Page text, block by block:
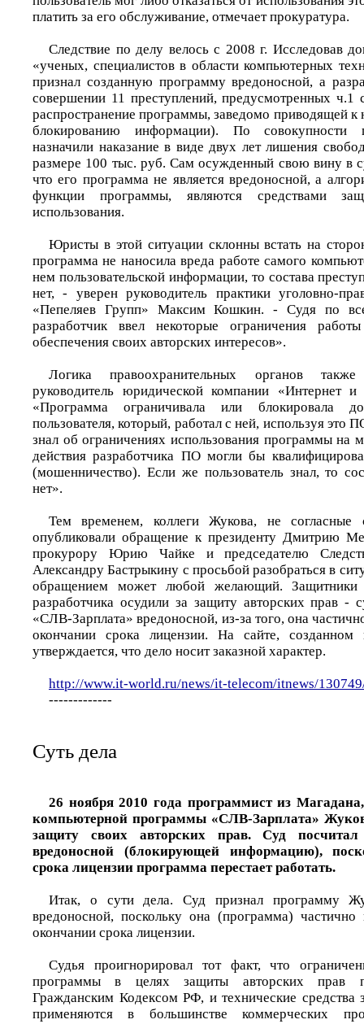
платить за его обслуживание, отмечает прокуратура.
Следствие по делу велось с 2008 г. Исследовав
«ученых, специалистов в области компьютерных
признал созданную программу вредоносной, а
совершении 11 преступлений, предусмотренных
распространение программы, заведомо приводящей к
блокированию информации). По совокупности
назначили наказание в виде двух лет лишения
размере 100 тыс. руб. Сам осужденный свою вину в
что его программа не является вредоносной, а
функции программы, являются средствами
использования.
Юристы в этой ситуации склонны встать на
программа не наносила вреда работе самого
нем пользовательской информации, то состава
нет, - уверен руководитель практики уголовно-
«Пепеляев Групп» Максим Кошкин. - Судя по
разработчик ввел некоторые ограничения
обеспечения своих авторских интересов».
Логика правоохранительных органов
руководитель юридической компании «Интернет
«Программа ограничивала или блокировала
пользователя, который, работал с ней, используя это
знал об ограничениях использования программы на
действия разработчика ПО могли бы
(мошенничество). Если же пользователь знал, то
нет».
Тем временем, коллеги Жукова, не
опубликовали обращение к президенту Дмитрию
прокурору Юрию Чайке и председателю
Александру Бастрыкину с просьбой разобраться в
обращением может любой желающий. Защитники
разработчика осудили за защиту авторских прав -
«СЛВ-Зарплата» вредоносной, из-за того, она
окончании срока лицензии. На сайте,
утверждается, что дело носит заказной характер.
http://www.it-world.ru/news/it-telecom/itnews/
-------------
Суть дела
26 ноября 2010 года программист из
компьютерной программы «СЛВ-Зарплата»
защиту своих авторских прав. Суд
вредоносной (блокирующей информацию),
срока лицензии программа перестает работать.
Итак, о сути дела. Суд признал программу
вредоносной, поскольку она (программа) частично
окончании срока лицензии.
Судья проигнорировал тот факт, что
программы в целях защиты авторских прав
Гражданским Кодексом РФ, и технические средства
применяются в большинстве коммерческих